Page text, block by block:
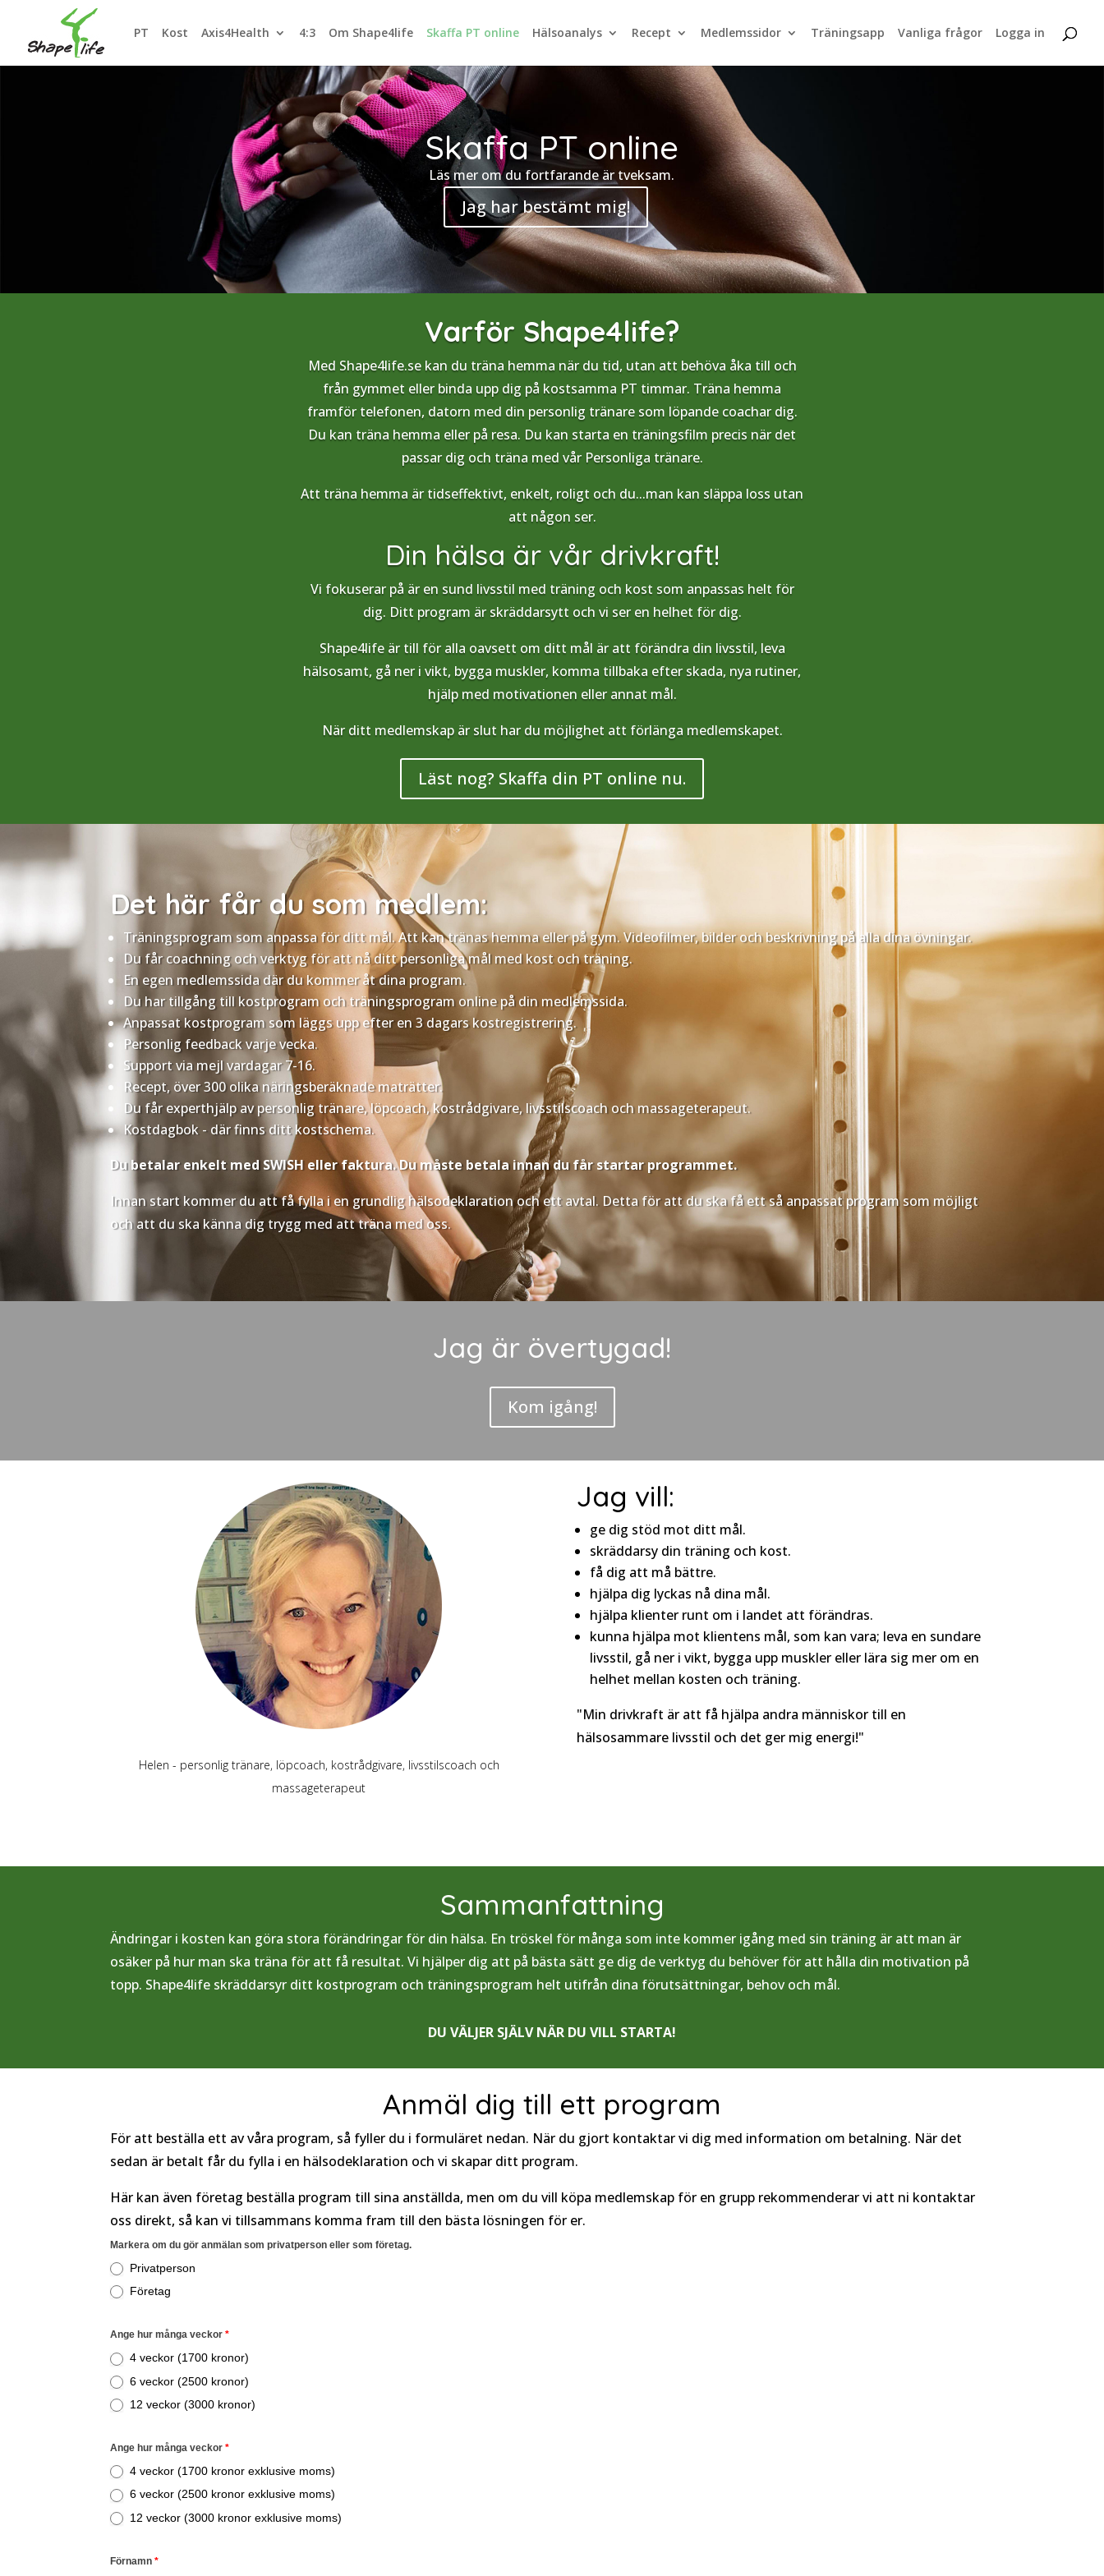
PT Kost Axis4Health 4:3 Om Shape4life Skaffa PT online Hälsoanalys Recept Medlemssidor Träningsapp Vanliga frågor Logga in
Skaffa PT online
Läs mer om du fortfarande är tveksam.
Jag har bestämt mig!
Varför Shape4life?
Med Shape4life.se kan du träna hemma när du tid, utan att behöva åka till och
från gymmet eller binda upp dig på kostsamma PT timmar. Träna hemma
framför telefonen, datorn med din personlig tränare som löpande coachar dig.
Du kan träna hemma eller på resa. Du kan starta en träningsfilm precis när det
passar dig och träna med vår Personliga tränare.
Att träna hemma är tidseffektivt, enkelt, roligt och du...man kan släppa loss utan
att någon ser.
Din hälsa är vår drivkraft!
Vi fokuserar på är en sund livsstil med träning och kost som anpassas helt för
dig. Ditt program är skräddarsytt och vi ser en helhet för dig.
Shape4life är till för alla oavsett om ditt mål är att förändra din livsstil, leva
hälsosamt, gå ner i vikt, bygga muskler, komma tillbaka efter skada, nya rutiner,
hjälp med motivationen eller annat mål.
När ditt medlemskap är slut har du möjlighet att förlänga medlemskapet.
Läst nog? Skaffa din PT online nu.
Det här får du som medlem:
Träningsprogram som anpassa för ditt mål. Att kan tränas hemma eller på gym. Videofilmer, bilder och beskrivning på alla dina övningar.
Du får coachning och verktyg för att nå ditt personliga mål med kost och träning.
En egen medlemssida där du kommer åt dina program.
Du har tillgång till kostprogram och träningsprogram online på din medlemssida.
Anpassat kostprogram som läggs upp efter en 3 dagars kostregistrering.
Personlig feedback varje vecka.
Support via mejl vardagar 7-16.
Recept, över 300 olika näringsberäknade maträtter.
Du får experthjälp av personlig tränare, löpcoach, kostrådgivare, livsstilscoach och massageterapeut.
Kostdagbok - där finns ditt kostschema.
Du betalar enkelt med SWISH eller faktura. Du måste betala innan du får startar programmet.
Innan start kommer du att få fylla i en grundlig hälsodeklaration och ett avtal. Detta för att du ska få ett så anpassat program som möjligt
och att du ska känna dig trygg med att träna med oss.
Jag är övertygad!
Kom igång!
Helen - personlig tränare, löpcoach, kostrådgivare, livsstilscoach och
massageterapeut
Jag vill:
ge dig stöd mot ditt mål.
skräddarsy din träning och kost.
få dig att må bättre.
hjälpa dig lyckas nå dina mål.
hjälpa klienter runt om i landet att förändras.
kunna hjälpa mot klientens mål, som kan vara; leva en sundare
livsstil, gå ner i vikt, bygga upp muskler eller lära sig mer om en
helhet mellan kosten och träning.
"Min drivkraft är att få hjälpa andra människor till en
hälsosammare livsstil och det ger mig energi!"
Sammanfattning
Ändringar i kosten kan göra stora förändringar för din hälsa. En tröskel för många som inte kommer igång med sin träning är att man är
osäker på hur man ska träna för att få resultat. Vi hjälper dig att på bästa sätt ge dig de verktyg du behöver för att hålla din motivation på
topp. Shape4life skräddarsyr ditt kostprogram och träningsprogram helt utifrån dina förutsättningar, behov och mål.
DU VÄLJER SJÄLV NÄR DU VILL STARTA!
Anmäl dig till ett program
För att beställa ett av våra program, så fyller du i formuläret nedan. När du gjort kontaktar vi dig med information om betalning. När det
sedan är betalt får du fylla i en hälsodeklaration och vi skapar ditt program.
Här kan även företag beställa program till sina anställda, men om du vill köpa medlemskap för en grupp rekommenderar vi att ni kontaktar
oss direkt, så kan vi tillsammans komma fram till den bästa lösningen för er.
Anmälan
Shape4life
Markera om du gör anmälan som privatperson eller som företag.
Privatperson
Företag
Ange hur många veckor*
4 veckor (1700 kronor)
6 veckor (2500 kronor)
12 veckor (3000 kronor)
Ange hur många veckor*
4 veckor (1700 kronor exklusive moms)
6 veckor (2500 kronor exklusive moms)
12 veckor (3000 kronor exklusive moms)
Förnamn*